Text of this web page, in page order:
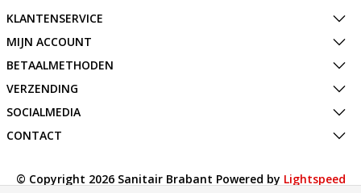
KLANTENSERVICE
MIJN ACCOUNT
BETAALMETHODEN
VERZENDING
SOCIALMEDIA
CONTACT
© Copyright 2026 Sanitair Brabant Powered by Lightspeed